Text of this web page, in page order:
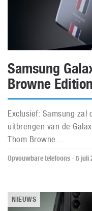
Samsung
Browne Edition
Exclusief: Samsung zal
uitbrengen van de
Thom Browne....
Opvouwbare telefoons - 5 juli
NIEUWS